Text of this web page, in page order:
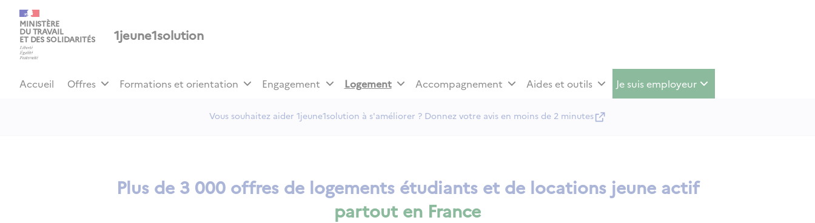
MINISTÈRE
DU TRAVAIL
ET DES SOLIDARITÉS 1jeune1solution
Accueil Offres Formations et orientation Engagement Logement Accompagnement Aides et outils Je suis employeur
Vous souhaitez aider 1jeune1solution à s'améliorer ? Donnez votre avis en moins de 2 minutes
Plus de 3 000 offres de logements étudiants et de locations jeune actif
partout en France
Panneau de gestion des cookies